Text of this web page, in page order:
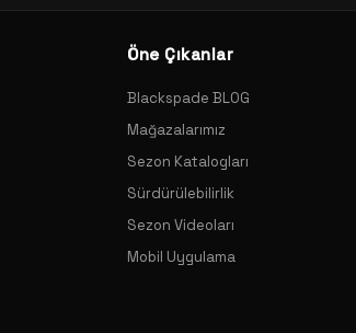
Öne Çıkanlar
Blackspade BLOG
Mağazalarımız
Sezon Katalogları
Sürdürülebilirlik
Sezon Videoları
Mobil Uygulama